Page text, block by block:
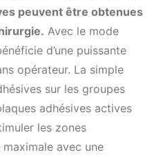
peuvent être obtenues
Avec le mode
d’une puissante
opérateur. La simple
sur les groupes
adhésives actives
les zones
avec une